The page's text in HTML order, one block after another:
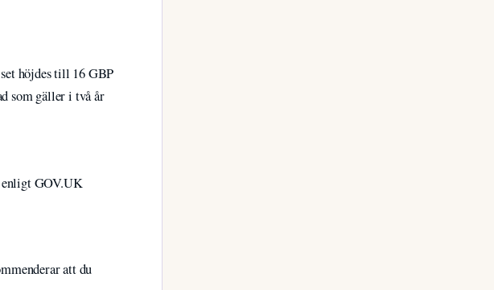
höjdes till 16 GBP
som gäller i två år
enligt GOV.UK
att du